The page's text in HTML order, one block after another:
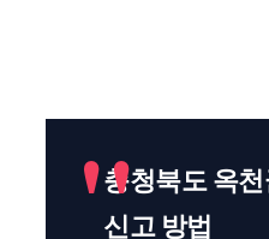
충청북도 옥
신고 방법